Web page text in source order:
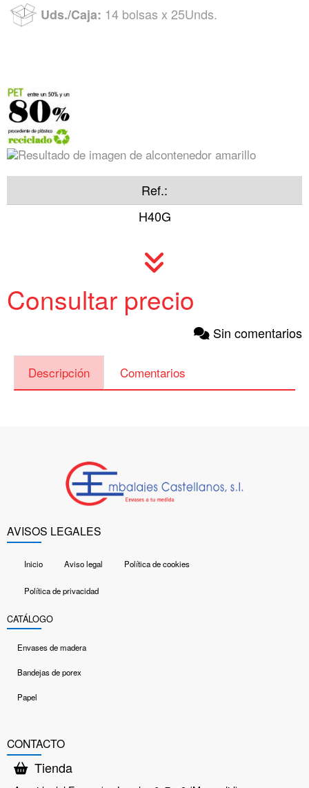
Uds./Caja: 14 bolsas x 25Unds.
Ref.:
H40G
Consultar precio
Sin comentarios
Descripción Comentarios
AVISOS LEGALES
Inicio Aviso legal Política de cookies
Política de privacidad
CATÁLOGO
Envases de madera
Bandejas de porex
Papel
CONTACTO
Tienda